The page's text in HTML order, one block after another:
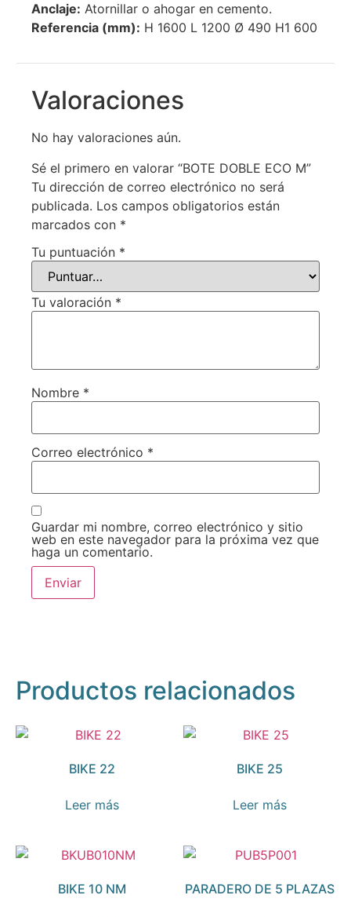
Anclaje: Atornillar o ahogar en cemento.
Referencia (mm): H 1600 L 1200 Ø 490 H1 600
Valoraciones
No hay valoraciones aún.
Sé el primero en valorar “BOTE DOBLE ECO M”
Tu dirección de correo electrónico no será
publicada. Los campos obligatorios están
marcados con *
Tu puntuación *
Tu valoración *
Nombre *
Correo electrónico *
Guardar mi nombre, correo electrónico y sitio
web en este navegador para la próxima vez que
haga un comentario.
Productos relacionados
BIKE 22
Leer más
BIKE 25
Leer más
BIKE 10 NM PARADERO DE 5 PLAZAS